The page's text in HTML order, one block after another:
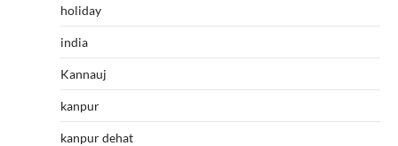
holiday
india
Kannauj
kanpur
kanpur dehat